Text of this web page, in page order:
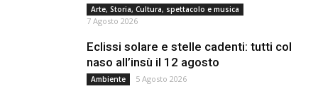
Arte, Storia, Cultura, spettacolo e musica
7 Agosto 2026
Eclissi solare e stelle cadenti: tutti col
naso all’insù il 12 agosto
Ambiente 5 Agosto 2026